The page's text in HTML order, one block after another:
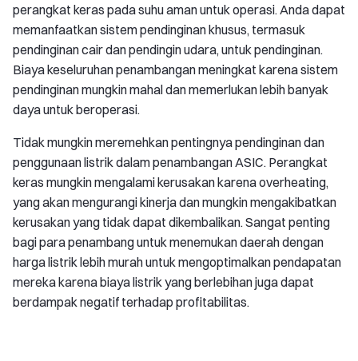
perangkat keras pada suhu aman untuk operasi. Anda dapat
memanfaatkan sistem pendinginan khusus, termasuk
pendinginan cair dan pendingin udara, untuk pendinginan.
Biaya keseluruhan penambangan meningkat karena sistem
pendinginan mungkin mahal dan memerlukan lebih banyak
daya untuk beroperasi.
Tidak mungkin meremehkan pentingnya pendinginan dan
penggunaan listrik dalam penambangan ASIC. Perangkat
keras mungkin mengalami kerusakan karena overheating,
yang akan mengurangi kinerja dan mungkin mengakibatkan
kerusakan yang tidak dapat dikembalikan. Sangat penting
bagi para penambang untuk menemukan daerah dengan
harga listrik lebih murah untuk mengoptimalkan pendapatan
mereka karena biaya listrik yang berlebihan juga dapat
berdampak negatif terhadap profitabilitas.